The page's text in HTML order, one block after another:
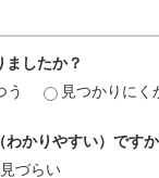
ましたか？
う 見つかりにく
かりやすい）ですか
見づらい